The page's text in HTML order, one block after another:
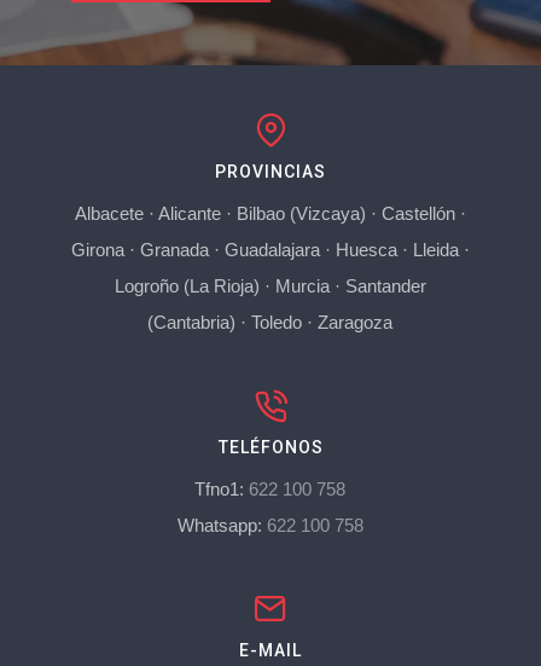
PROVINCIAS
Albacete· Alicante· Bilbao (Vizcaya) · Castellón·
Girona· Granada· Guadalajara· Huesca· Lleida·
Logroño (La Rioja) · Murcia· Santander
(Cantabria) ·Toledo ·Zaragoza
TELÉFONOS
Tfno1: 622 100 758
Whatsapp: 622 100 758
E-MAIL